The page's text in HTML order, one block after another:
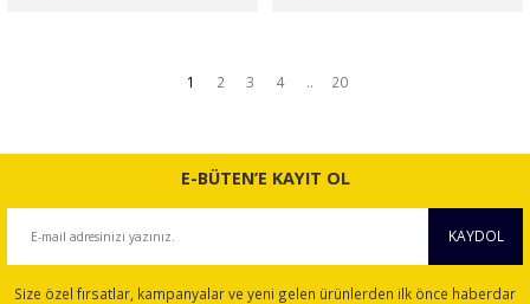
1 2 3 4 .. 20
E-BÜTEN’E KAYIT OL
KAYDOL
Size özel fırsatlar, kampanyalar ve yeni gelen ürünlerden ilk önce haberdar